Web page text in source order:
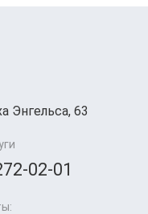
Энгельса, 63
02-01